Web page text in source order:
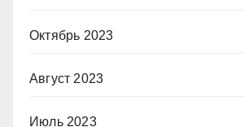
Октябрь 2023
Август 2023
Июль 2023